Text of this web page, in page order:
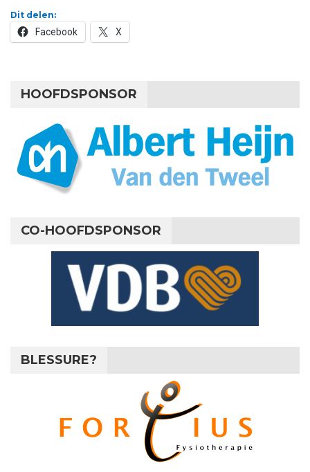
Dit delen:
Facebook X
HOOFDSPONSOR
CO-HOOFDSPONSOR
BLESSURE?